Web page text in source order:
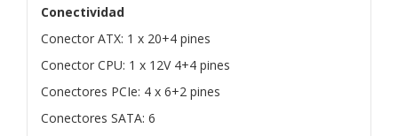
Conectividad
Conector ATX: 1 x 20+4 pines
Conector CPU: 1 x 12V 4+4 pines
Conectores PCIe: 4 x 6+2 pines
Conectores SATA: 6